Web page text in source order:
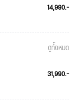
14,990.-
ดูทั้งหมด
31,990.-